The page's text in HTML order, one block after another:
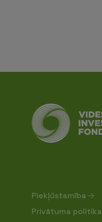
Piekļūstamība
Privātuma politika